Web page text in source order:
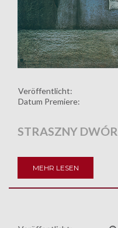
Veröffentlicht:
Datum Premiere:
STRASZNY DWÓR
MEHR LESEN